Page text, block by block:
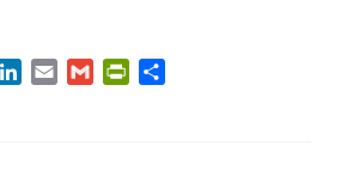
LinkedIn
Email Gmail PrintFriendly